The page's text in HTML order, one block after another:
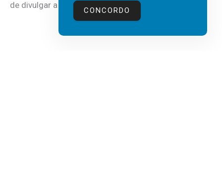
de divulgar a mais recente...
CONCORDO